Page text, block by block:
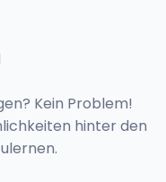
Kein Problem!
hinter den